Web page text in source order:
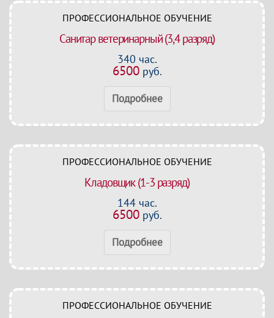
ПРОФЕССИОНАЛЬНОЕ ОБУЧЕНИЕ
Санитар ветеринарный (3,4 разряд)
340 час.
6500руб.
Подробнее
ПРОФЕССИОНАЛЬНОЕ ОБУЧЕНИЕ
Кладовщик (1-3 разряд)
144 час.
6500руб.
Подробнее
ПРОФЕССИОНАЛЬНОЕ ОБУЧЕНИЕ